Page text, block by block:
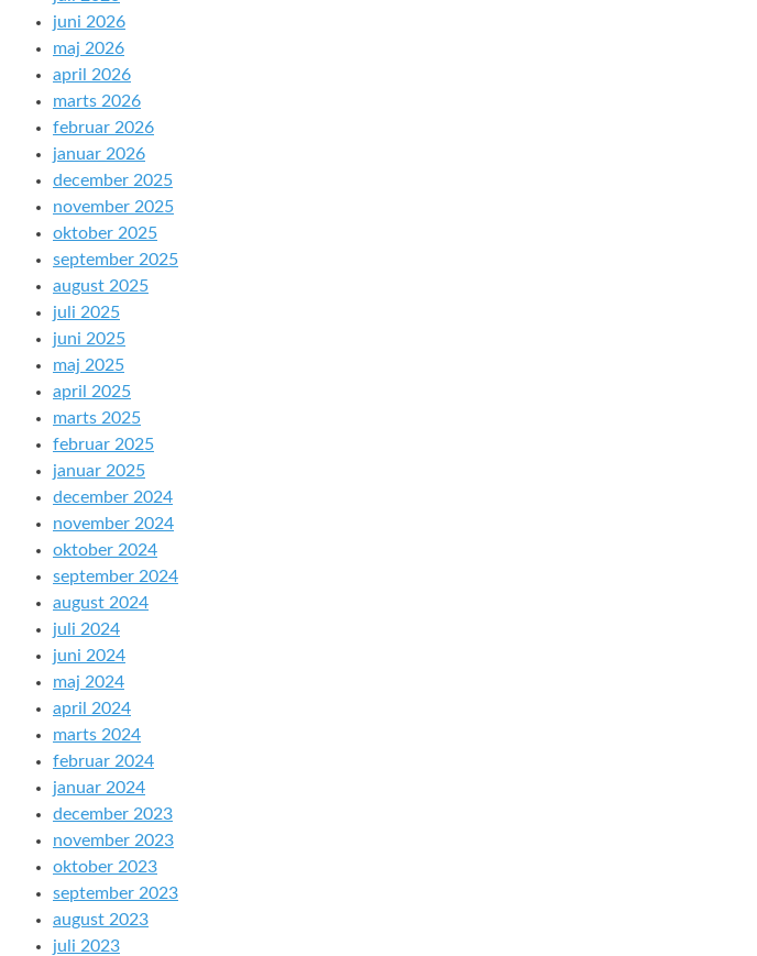
juni 2026
maj 2026
april 2026
marts 2026
februar 2026
januar 2026
december 2025
november 2025
oktober 2025
september 2025
august 2025
juli 2025
juni 2025
maj 2025
april 2025
marts 2025
februar 2025
januar 2025
december 2024
november 2024
oktober 2024
september 2024
august 2024
juli 2024
juni 2024
maj 2024
april 2024
marts 2024
februar 2024
januar 2024
december 2023
november 2023
oktober 2023
september 2023
august 2023
juli 2023